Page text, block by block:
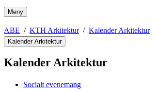
Meny
ABE KTH Arkitektur Kalender Arkitektur
Kalender Arkitektur
Kalender Arkitektur
Socialt evenemang